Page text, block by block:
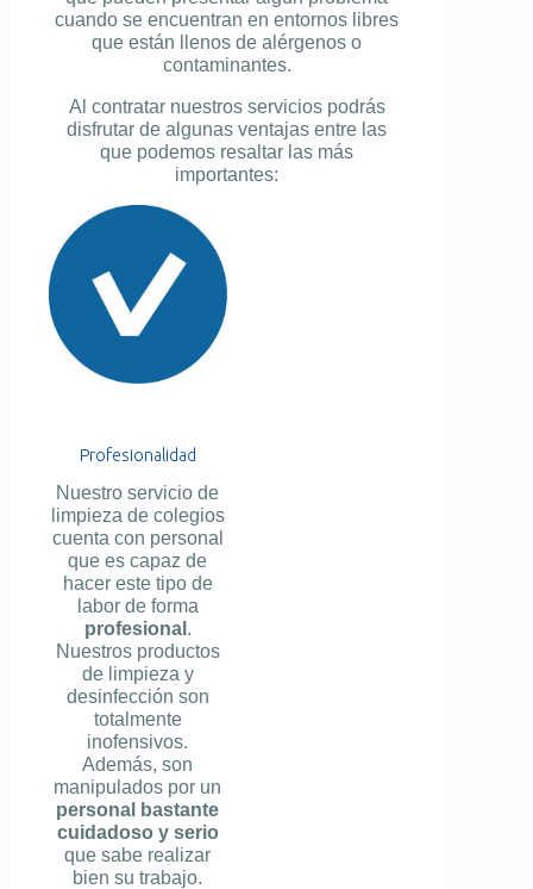
cuando se encuentran en entornos libres
que están llenos de alérgenos o
contaminantes.
Al contratar nuestros servicios podrás
disfrutar de algunas ventajas entre las
que podemos resaltar las más
importantes:
Profesionalidad
Nuestro servicio de
limpieza de colegios
cuenta con personal
que es capaz de
hacer este tipo de
labor de forma
profesional .
Nuestros productos
de limpieza y
desinfección son
totalmente
inofensivos.
Además, son
manipulados por un
personal bastante
cuidadoso y serio
que sabe realizar
bien su trabajo.